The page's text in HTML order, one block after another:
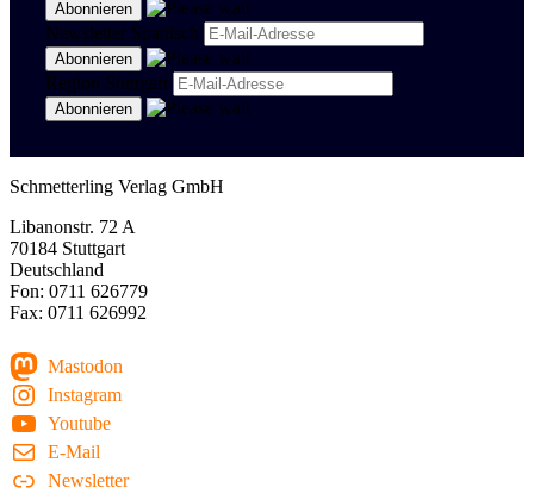
Newsletter Spanisch
Region Stuttgart
Schmetterling Verlag GmbH
Libanonstr. 72 A
70184 Stuttgart
Deutschland
Fon: 0711 626779
Fax: 0711 626992
Mastodon
Instagram
Youtube
E-Mail
Newsletter